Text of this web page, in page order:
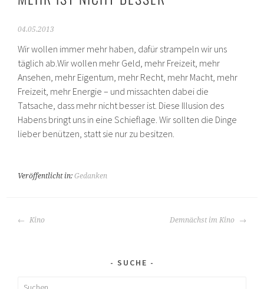
04.05.2013
Wir wollen immer mehr haben, dafür strampeln wir uns
täglich ab.Wir wollen mehr Geld, mehr Freizeit, mehr
Ansehen, mehr Eigentum, mehr Recht, mehr Macht, mehr
Freizeit, mehr Energie – und missachten dabei die
Tatsache, dass mehr nicht besser ist. Diese Illusion des
Habens bringt uns in eine Schieflage. Wir sollten die Dinge
lieber benützen, statt sie nur zu besitzen.
Veröffentlicht in:Gedanken
BEITRAGS-
Kino Demnächst im Kino
SUCHE
Suchen